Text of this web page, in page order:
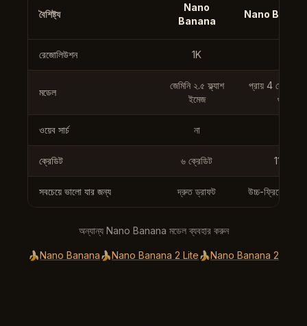
বৈশিষ্ট্য
Nano
Banana
Nano
রেজোলিউশন 1K
মডেল
জেমিনি ২.৫ ফ্ল্যাশ
ইমেজ
প্রায় 4 সেকেন্ড,
গুণ দ্রুত
ওয়েব সার্চ না
ক্রেডিট ৬ ক্রেডিট 11 ক্রেডিট
সবচেয়ে ভালো যার জন্য দ্রুত ড্রাফট উচ্চ-ফ্রিকোয়েন্সি
অন্যান্য Nano Banana মডেল ব্যবহার করুন
🍌Nano Banana🍌Nano Banana 2 Lite🍌Nano Banana 2